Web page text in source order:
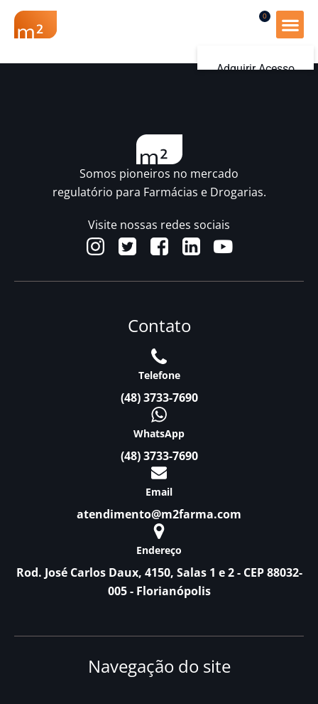
Adquirir Acesso
0
Somos pioneiros no mercado
regulatório para Farmácias e Drogarias.
Visite nossas redes sociais
Contato
Telefone
(48) 3733-7690
WhatsApp
(48) 3733-7690
Email
atendimento@m2farma.com
Endereço
Rod. José Carlos Daux, 4150, Salas 1 e 2 - CEP 88032-
005 - Florianópolis
Navegação do site